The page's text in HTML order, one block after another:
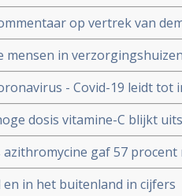
van mRNA vaccins als
op vertrek van
in Amerika en weerlegt
mensen in
- Covid-19 leidt
Cov-2 leidt tot langdurige
dosis vitamine-C blijkt
(COVID-19) en al met
gaf 57
patienten opgenomen in
in het buitenland in cijfers